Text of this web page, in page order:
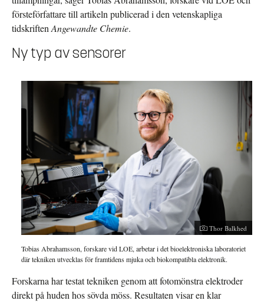
försteförfattare till artikeln publicerad i den vetenskapliga
tidskriftenAngewandte Chemie.
Ny typ av sensorer
Thor Balkhed
Tobias Abrahamsson, forskare vid LOE, arbetar i det bioelektroniska laboratoriet
där tekniken utvecklas för framtidens mjuka och biokompatibla elektronik.
Forskarna har testat tekniken genom att fotomönstra elektroder
direkt på huden hos sövda möss. Resultaten visar en klar